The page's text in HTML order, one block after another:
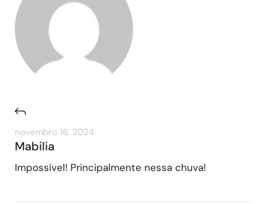
novembro 16, 2024
Mabilia
Impossível! Principalmente nessa chuva!